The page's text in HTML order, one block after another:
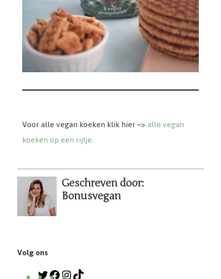
Voor alle vegan koeken klik hier –>alle vegan
koeken op een rijtje.
Geschreven door:
Bonusvegan
Volg ons